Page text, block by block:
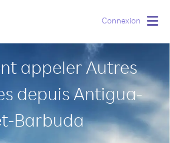
Connexion
appeler Autres
depuis Antigua-
Barbuda